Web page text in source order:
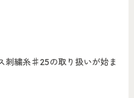
刺繍糸♯25の取り扱いが始ま